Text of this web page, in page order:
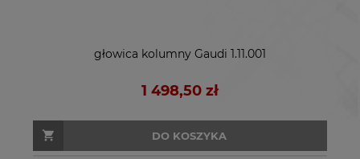
głowica kolumny Gaudi 1.11.001
1 498,50 zł
DO KOSZYKA